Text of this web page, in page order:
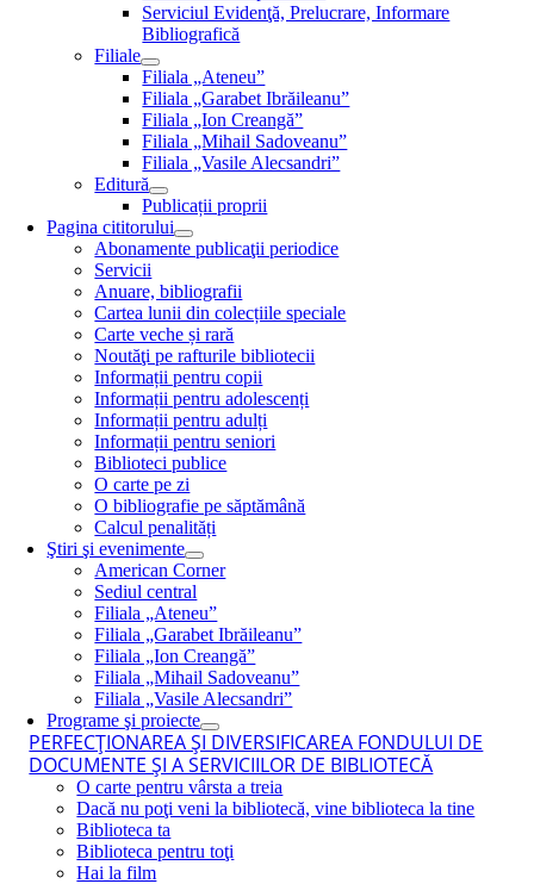
Serviciul Evidenţă, Prelucrare, Informare
Bibliografică
Filiale
Filiala „Ateneu”
Filiala „Garabet Ibrăileanu”
Filiala „Ion Creangă”
Filiala „Mihail Sadoveanu”
Filiala „Vasile Alecsandri”
Editură
Publicații proprii
Pagina cititorului
Abonamente publicaţii periodice
Servicii
Anuare, bibliografii
Cartea lunii din colecțiile speciale
Carte veche și rară
Noutăţi pe rafturile bibliotecii
Informații pentru copii
Informații pentru adolescenți
Informații pentru adulți
Informații pentru seniori
Biblioteci publice
O carte pe zi
O bibliografie pe săptămână
Calcul penalități
Ştiri şi evenimente
American Corner
Sediul central
Filiala „Ateneu”
Filiala „Garabet Ibrăileanu”
Filiala „Ion Creangă”
Filiala „Mihail Sadoveanu”
Filiala „Vasile Alecsandri”
Programe şi proiecte
PERFECŢIONAREA ŞI DIVERSIFICAREA FONDULUI DE
DOCUMENTE ŞI A SERVICIILOR DE BIBLIOTECĂ
O carte pentru vârsta a treia
Dacă nu poţi veni la bibliotecă, vine biblioteca la tine
Biblioteca ta
Biblioteca pentru toţi
Hai la film